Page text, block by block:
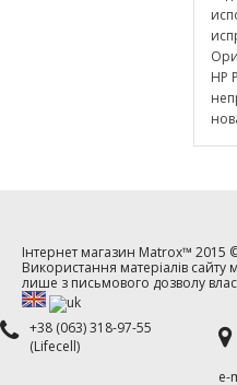
HP
Інтернет магазин Matrox™ 2015
Використання матеріалів сайту
лише з письмового дозволу
+38 (063) 318-97-55
(Lifecell)
е-